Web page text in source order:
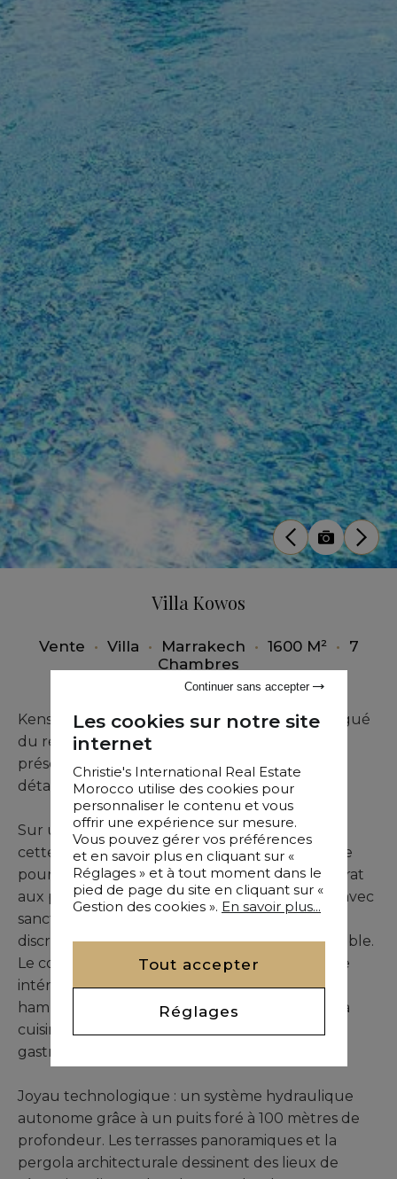
Villa Kowos
Vente • Villa • Marrakech • 1600 M² • 7
Chambres
Kensington Luxury Properties, membre distingué
du réseau Christie's International Real Estate,
présente cette villa monumentale où chaque
détail raconte une histoire d'excellence.
Sur un écrin de verdure de 2 450 m² se dresse
cette résidence magistrale de 1 600 m², conçue
pour les grandes dynasties. Trois salons d'apparat
aux proportions royales, huit suites princières avec
sanctuaires de bain privatifs, et un ascenseur
discret témoignent de son standing incomparable.
Le complexe aquatique comprend une piscine
intérieure à température maîtrisée et un
hammam aux finitions artisanales, tandis que la
cuisine de chef répond aux exigences
gastronomiques les plus pointues.
Joyau technologique : un système hydraulique
autonome grâce à un puits foré à 100 mètres de
profondeur. Les terrasses panoramiques et la
pergola architecturale dessinent des lieux de
Les cookies sur notre site
internet
Christie's International Real Estate
Morocco utilise des cookies pour
personnaliser le contenu et vous
offrir une expérience sur mesure.
Vous pouvez gérer vos préférences
et en savoir plus en cliquant sur «
Réglages » et à tout moment dans le
pied de page du site en cliquant sur «
Gestion des cookies ». En savoir plus...
Tout accepter
Réglages
Continuer sans accepter